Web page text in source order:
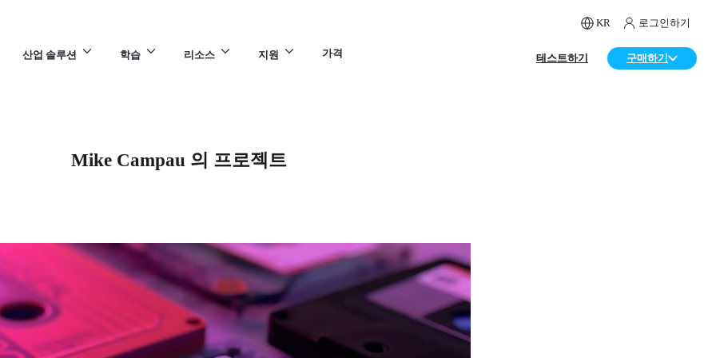
KR 로그인하기
산업 솔루션 학습 리소스 지원 가격 테스트하기 구매하기
Mike Campau 의 프로젝트